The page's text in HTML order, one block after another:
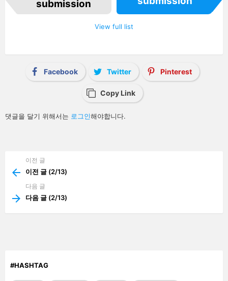
m
submission
View full list
Facebook Twitter Pinterest
Copy Link
답
글
댓글을 달기 위해서는 로그인해야합니다.
more
이전 글
이전 글 (2/13)
다음 글
다음 글 (2/13)
#HASHTAG